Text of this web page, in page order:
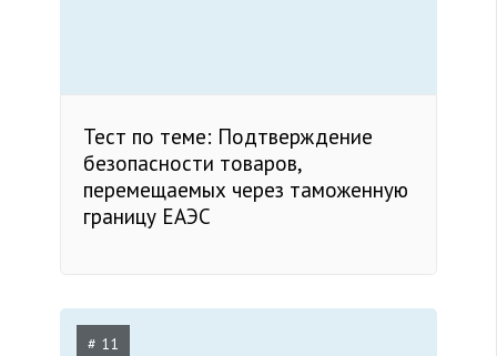
Тест по теме: Подтверждение
безопасности товаров,
перемещаемых через таможенную
границу ЕАЭС
# 11